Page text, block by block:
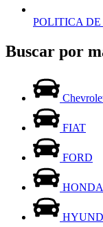
POLITICA
Buscar por
FIAT
FORD
HONDA